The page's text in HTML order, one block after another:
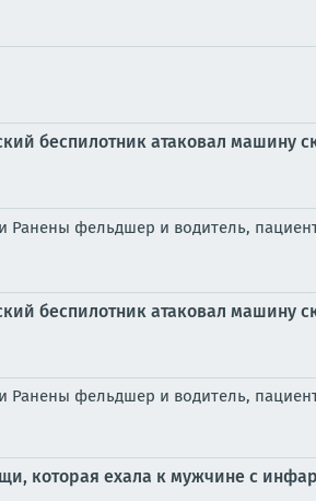
беспилотник атаковал
фельдшер и водитель,
беспилотник атаковал
фельдшер и водитель,
которая ехала к мужчине с